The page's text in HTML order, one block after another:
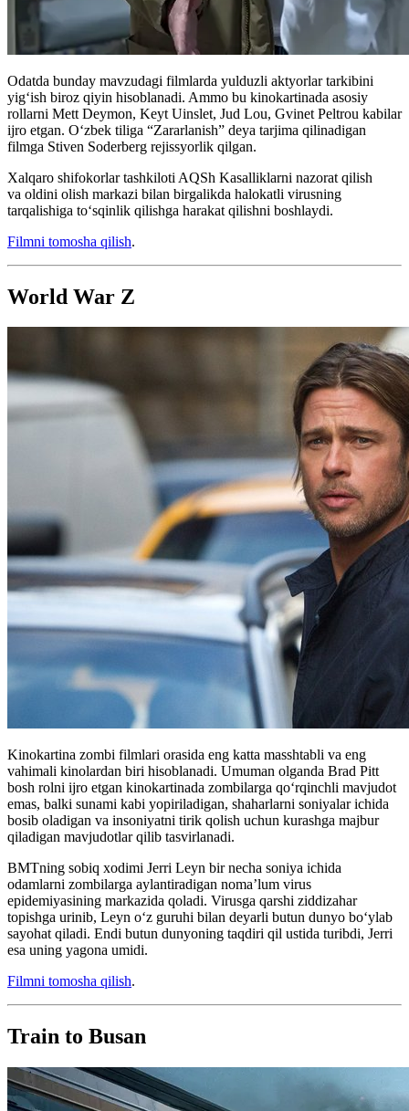
Odatda bunday mavzudagi filmlarda yulduzli aktyorlar tarkibini
yigʻish biroz qiyin hisoblanadi. Ammo bu kinokartinada asosiy
rollarni Mett Deymon, Keyt Uinslet, Jud Lou, Gvinet Peltrou kabilar
ijro etgan. Oʻzbek tiliga “Zararlanish” deya tarjima qilinadigan
filmga Stiven Soderberg rejissyorlik qilgan.
Xalqaro shifokorlar tashkiloti AQSh Kasalliklarni nazorat qilish
va oldini olish markazi bilan birgalikda halokatli virusning
tarqalishiga to‘sqinlik qilishga harakat qilishni boshlaydi.
Filmni tomosha qilish.
World War Z
Kinokartina zombi filmlari orasida eng katta masshtabli va eng
vahimali kinolardan biri hisoblanadi. Umuman olganda Brad Pitt
bosh rolni ijro etgan kinokartinada zombilarga qo‘rqinchli mavjudot
emas, balki sunami kabi yopiriladigan, shaharlarni soniyalar ichida
bosib oladigan va insoniyatni tirik qolish uchun kurashga majbur
qiladigan mavjudotlar qilib tasvirlanadi.
BMTning sobiq xodimi Jerri Leyn bir necha soniya ichida
odamlarni zombilarga aylantiradigan noma’lum virus
epidemiyasining markazida qoladi. Virusga qarshi ziddizahar
topishga urinib, Leyn o‘z guruhi bilan deyarli butun dunyo bo‘ylab
sayohat qiladi. Endi butun dunyoning taqdiri qil ustida turibdi, Jerri
esa uning yagona umidi.
Filmni tomosha qilish.
Train to Busan